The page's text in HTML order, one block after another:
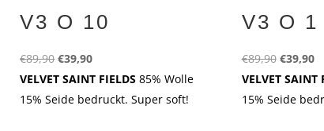
V3 O 10
€89,90Ursprünglicher
Preis
war:
€39,90Aktueller
Preis
ist:
VELVET SAINT FIELDS85% Wolle
15% Seide bedruckt. Super soft!
V3 O 1
€89,90
Preis
war:
€39,90
VELVET SAINT
15% Seide